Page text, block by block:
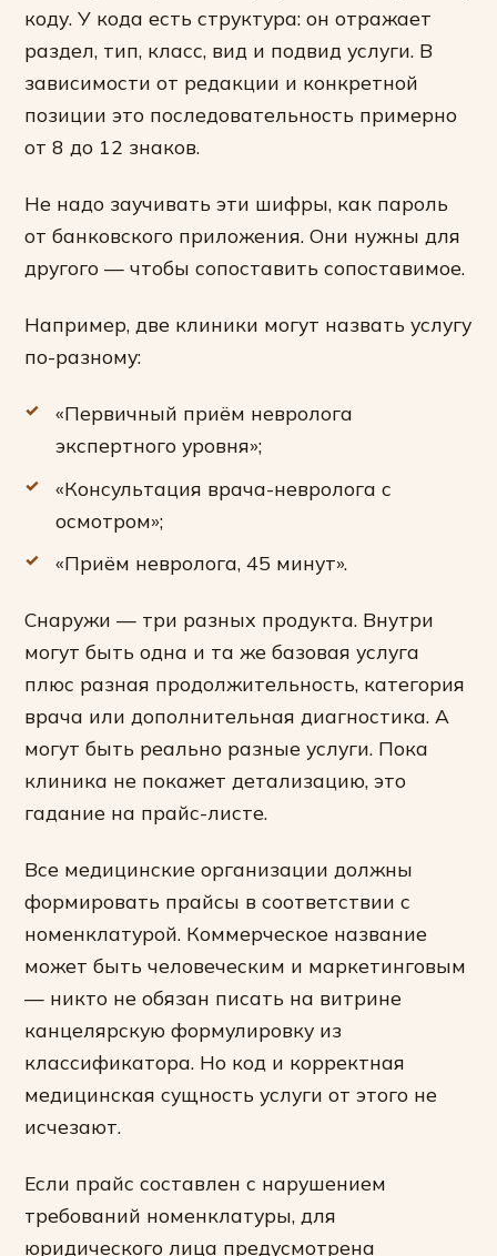
коду. У кода есть структура: он отражает
раздел, тип, класс, вид и подвид услуги. В
зависимости от редакции и конкретной
позиции это последовательность примерно
от 8 до 12 знаков.
Не надо заучивать эти шифры, как пароль
от банковского приложения. Они нужны для
другого — чтобы сопоставить сопоставимое.
Например, две клиники могут назвать услугу
по-разному:
«Первичный приём невролога
экспертного уровня»;
«Консультация врача-невролога с
осмотром»;
«Приём невролога, 45 минут».
Снаружи — три разных продукта. Внутри
могут быть одна и та же базовая услуга
плюс разная продолжительность, категория
врача или дополнительная диагностика. А
могут быть реально разные услуги. Пока
клиника не покажет детализацию, это
гадание на прайс-листе.
Все медицинские организации должны
формировать прайсы в соответствии с
номенклатурой. Коммерческое название
может быть человеческим и маркетинговым
— никто не обязан писать на витрине
канцелярскую формулировку из
классификатора. Но код и корректная
медицинская сущность услуги от этого не
исчезают.
Если прайс составлен с нарушением
требований номенклатуры, для
юридического лица предусмотрена